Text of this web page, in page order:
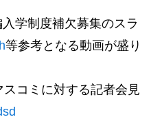
学制度補欠募集のスラ
等参考となる動画が盛り
コミに対する記者会見